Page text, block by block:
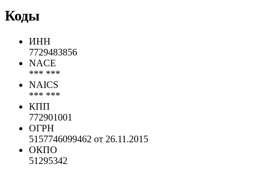
Коды
ИНН
7729483856
NACE
*** ***
NAICS
*** ***
КПП
772901001
ОГРН
5157746099462 от 26.11.2015
ОКПО
51295342